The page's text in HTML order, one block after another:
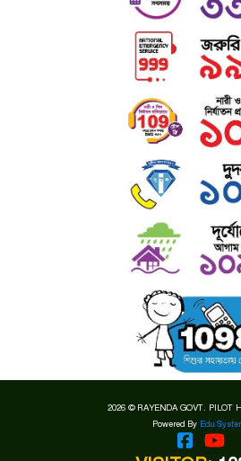
2026 © RAYENDA GOVT. PILOT
Powered By Edu